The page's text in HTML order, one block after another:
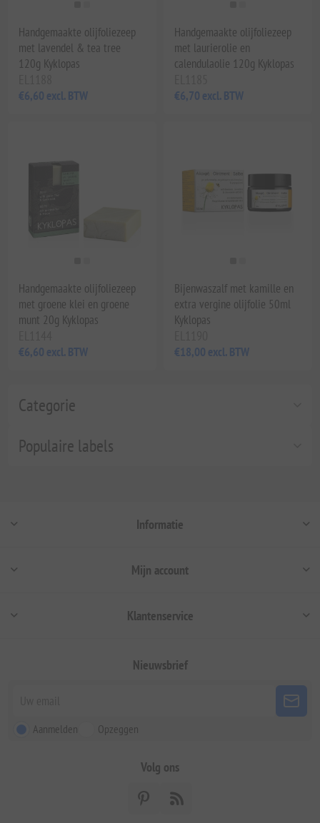
Categorie
Populaire labels
Handgemaakte olijfoliezeep
met lavendel & tea tree
120g Kyklopas
€6,60 excl. BTW
Handgemaakte olijfoliezeep
met laurierolie en
calendulaolie 120g Kyklopas
€6,70 excl. BTW
Handgemaakte olijfoliezeep
met groene klei en groene
munt 20g Kyklopas
€6,60 excl. BTW
Bijenwaszalf met kamille en
extra vergine olijfolie 50ml
Kyklopas
€18,00 excl. BTW
Informatie
Mijn account
Klantenservice
Nieuwsbrief
Aanmelden Opzeggen
Volg ons